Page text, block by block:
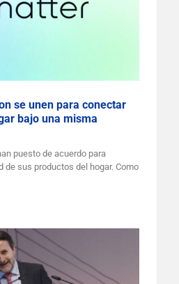
se unen para conectar
bajo una misma
puesto de acuerdo para
de sus productos del hogar. Como